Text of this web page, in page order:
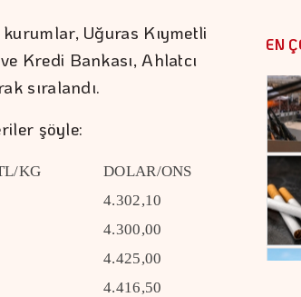
Uğuras Kıymetli
Kredi Bankası, Ahlatcı
sıralandı.
şöyle:
KG
DOLAR/ONS
4.302,10
4.300,00
4.425,00
4.416,50
EN